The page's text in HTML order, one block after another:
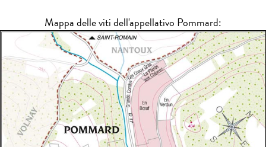
Mappa delle viti dell'appellativo Pommard: